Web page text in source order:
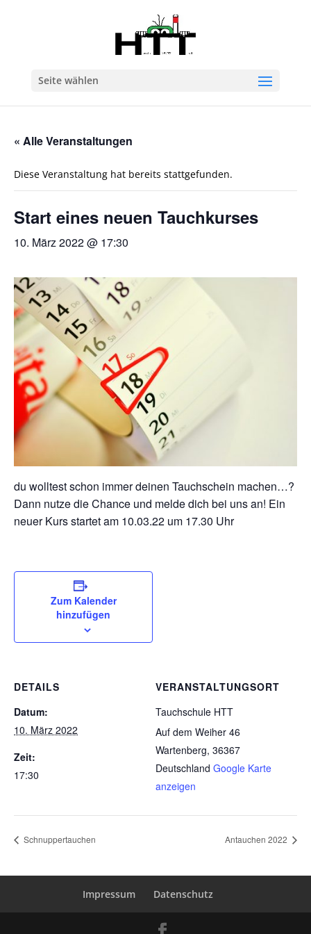
Seite wählen
« Alle Veranstaltungen
Diese Veranstaltung hat bereits stattgefunden.
Start eines neuen Tauchkurses
10. März 2022 @ 17:30
du wolltest schon immer deinen Tauchschein machen…?
Dann nutze die Chance und melde dich bei uns an! Ein
neuer Kurs startet am 10.03.22 um 17.30 Uhr
Zum Kalender
hinzufügen
DETAILS
Datum:
10. März 2022
Zeit:
17:30
VERANSTALTUNGSORT
Tauchschule HTT
Auf dem Weiher 46
Wartenberg, 36367
Deutschland Google Karte
anzeigen
Schnuppertauchen Antauchen 2022
Impressum Datenschutz